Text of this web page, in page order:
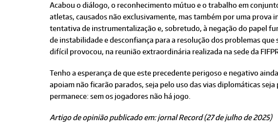
Acabou o diálogo, o reconhecimento mútuo e o trabalho em
atletas, causados não exclusivamente, mas também por uma
tentativa de instrumentalização e, sobretudo, à negação do papel
de instabilidade e desconfiança para a resolução dos problemas
difícil provocou, na reunião extraordinária realizada na sede da
Tenho a esperança de que este precedente perigoso e negativo
apoiam não ficarão parados, seja pelo uso das vias diplomáticas
permanece: sem os jogadores não há jogo.
Artigo de opinião publicado em: jornal Record (27 de julho de 2025)